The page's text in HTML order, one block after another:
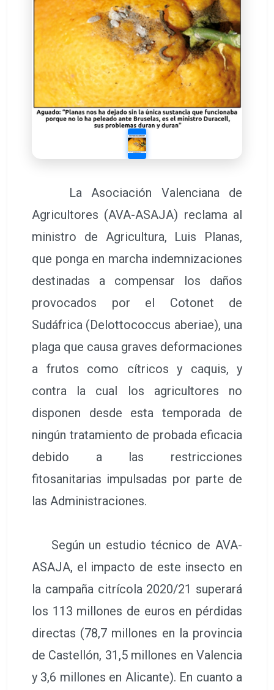
La Asociación Valenciana de
Agricultores (AVA-ASAJA) reclama al
ministro de Agricultura, Luis Planas,
que ponga en marcha indemnizaciones
destinadas a compensar los daños
provocados por el Cotonet de
Sudáfrica (Delottococcus aberiae), una
plaga que causa graves deformaciones
a frutos como cítricos y caquis, y
contra la cual los agricultores no
disponen desde esta temporada de
ningún tratamiento de probada eficacia
debido a las restricciones
fitosanitarias impulsadas por parte de
las Administraciones.
Según un estudio técnico de AVA-
ASAJA, el impacto de este insecto en
la campaña citrícola 2020/21 superará
los 113 millones de euros en pérdidas
directas (78,7 millones en la provincia
de Castellón, 31,5 millones en Valencia
y 3,6 millones en Alicante). En cuanto a